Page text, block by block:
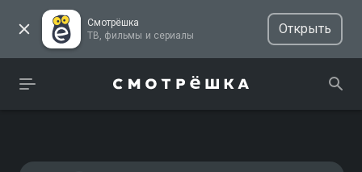
Смотрёшка
ТВ, фильмы и сериалы
Открыть